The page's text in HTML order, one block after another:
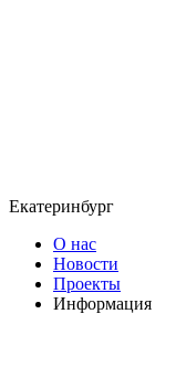
Екатеринбург
О нас
Новости
Проекты
Информация